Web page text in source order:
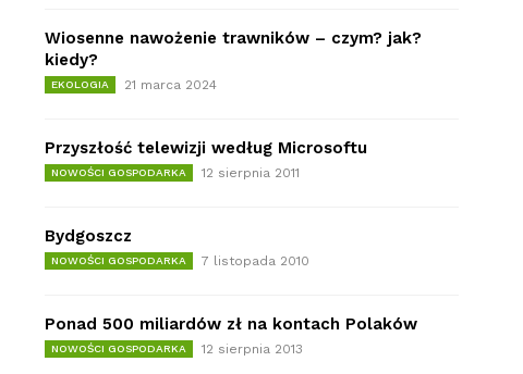
Wiosenne nawożenie trawników – czym? jak?
kiedy?
EKOLOGIA 21 marca 2024
Przyszłość telewizji według Microsoftu
NOWOŚCI GOSPODARKA 12 sierpnia 2011
Bydgoszcz
NOWOŚCI GOSPODARKA 7 listopada 2010
Ponad 500 miliardów zł na kontach Polaków
NOWOŚCI GOSPODARKA 12 sierpnia 2013